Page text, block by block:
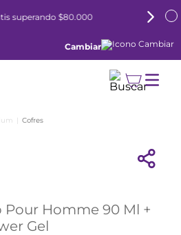
superando $80.000
Cambiar
Cofres
Pour Homme 90 Ml +
Gel